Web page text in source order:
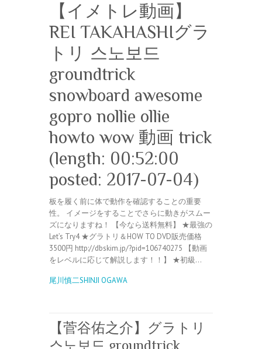
【イメトレ動画】
REI TAKAHASHIグラ
トリ 스노보드
groundtrick
snowboard awesome
gopro nollie ollie
howto wow 動画 trick
(length: 00:52:00
posted: 2017-07-04)
板を履く前に体で動作を確認することの重要
性。 イメージをすることでさらに動きがスムー
ズになりますね！ 【今なら送料無料】 ★最強の
Let’s Try4 ★グラトリ＆HOW TO DVD販売価格
3500円 http://dbskim.jp/?pid=106740275 【動画
をレベルに応じて解説します！！】 ★初級…
尾川慎二SHINJI OGAWA
【菅谷佑之介】グラトリ
스노보드 groundtrick